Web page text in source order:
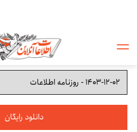
دانلود رایگان